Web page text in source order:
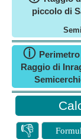
piccolo di
ⓘ
Raggio di
👎